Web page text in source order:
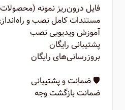
فایل درون‌ریز نمونه
مستندات کامل نصب و
آموزش ویدیویی نصب
پشتیبانی رایگان
بروزرسانی‌های رایگان
🛡️ ضمانت و پشتیبانی
ضمانت بازگشت وجه